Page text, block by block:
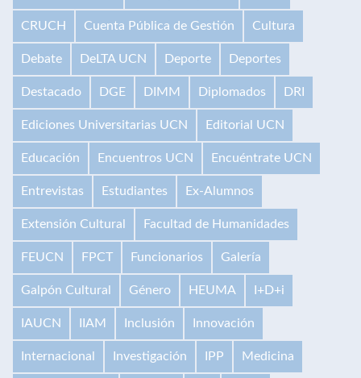
CRUCH Cuenta Pública de Gestión Cultura
Debate DeLTA UCN Deporte Deportes
Destacado DGE DIMM Diplomados DRI
Ediciones Universitarias UCN Editorial UCN
Educación Encuentros UCN Encuéntrate UCN
Entrevistas Estudiantes Ex-Alumnos
Extensión Cultural Facultad de Humanidades
FEUCN FPCT Funcionarios Galería
Galpón Cultural Género HEUMA I+D+i
IAUCN IIAM Inclusión Innovación
Internacional Investigación IPP Medicina